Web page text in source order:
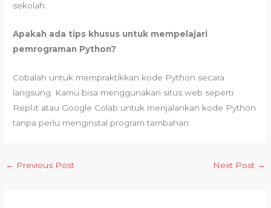
sekolah.
Apakah ada tips khusus untuk mempelajari
pemrograman Python?
Cobalah untuk mempraktikkan kode Python secara
langsung. Kamu bisa menggunakan situs web seperti
Repl.it atau Google Colab untuk menjalankan kode Python
tanpa perlu menginstal program tambahan.
← Previous Post Next Post →